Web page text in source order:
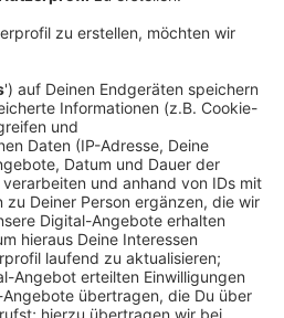
06:48
direkt am Gazastreifen, er
er war Vorsitzender des
zufolge durch
Hamas.Von der Bonner
in diesen schweren